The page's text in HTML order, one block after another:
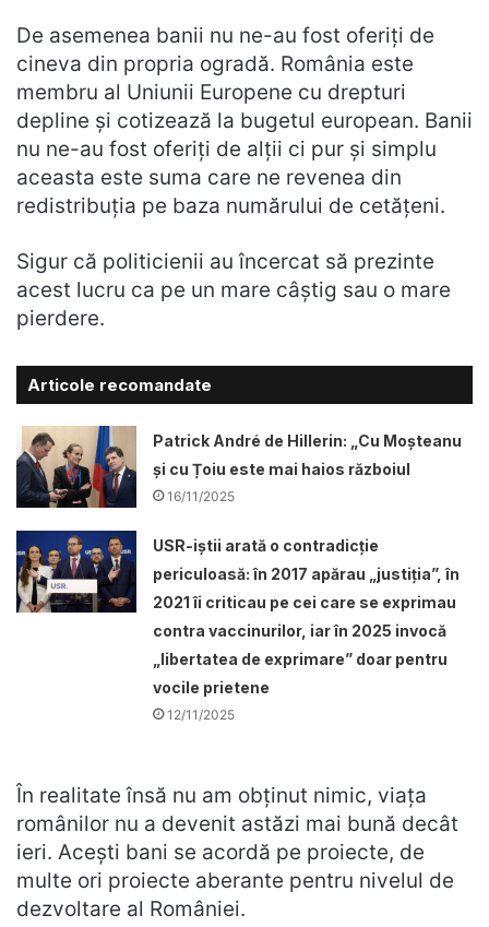
De asemenea banii nu ne-au fost oferiţi de
cineva din propria ogradă. România este
membru al Uniunii Europene cu drepturi
depline şi cotizează la bugetul european. Banii
nu ne-au fost oferiţi de alţii ci pur şi simplu
aceasta este suma care ne revenea din
redistribuţia pe baza numărului de cetăţeni.
Sigur că politicienii au încercat să prezinte
acest lucru ca pe un mare câştig sau o mare
pierdere.
Articole recomandate
Patrick André de Hillerin: „Cu Moșteanu
și cu Țoiu este mai haios războiul
16/11/2025
USR-iștii arată o contradicție
periculoasă: în 2017 apărau „justiția”, în
2021 îi criticau pe cei care se exprimau
contra vaccinurilor, iar în 2025 invocă
„libertatea de exprimare” doar pentru
vocile prietene
12/11/2025
În realitate însă nu am obţinut nimic, viaţa
românilor nu a devenit astăzi mai bună decât
ieri. Aceşti bani se acordă pe proiecte, de
multe ori proiecte aberante pentru nivelul de
dezvoltare al României.